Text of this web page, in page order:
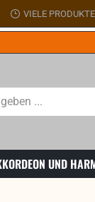
VIELE
UND